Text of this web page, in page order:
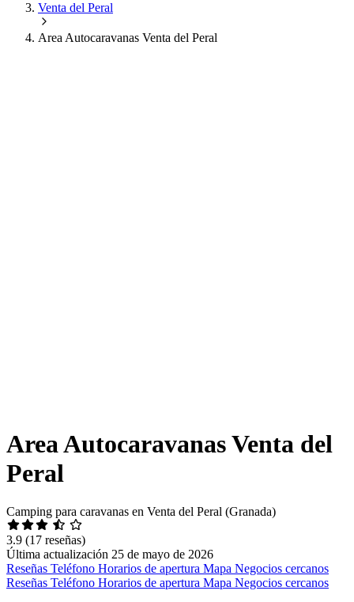
Venta del Peral
Area Autocaravanas Venta del Peral
Area Autocaravanas Venta del
Peral
Camping para caravanas en Venta del Peral (Granada)
3.9 (17 reseñas)
Última actualización 25 de mayo de 2026
Reseñas Teléfono Horarios de apertura Mapa Negocios cercanos
Reseñas Teléfono Horarios de apertura Mapa Negocios cercanos